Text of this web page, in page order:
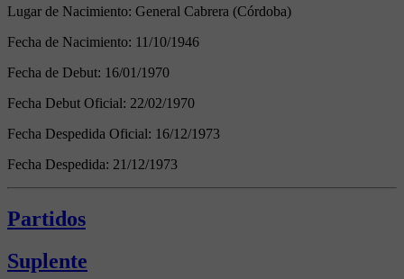
Lugar de Nacimiento: General Cabrera (Córdoba)
Fecha de Nacimiento: 11/10/1946
Fecha de Debut: 16/01/1970
Fecha Debut Oficial: 22/02/1970
Fecha Despedida Oficial: 16/12/1973
Fecha Despedida: 21/12/1973
Partidos
Suplente